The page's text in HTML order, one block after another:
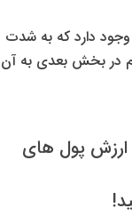
دارد که به شدت
در بخش بعدی به آن
پول های